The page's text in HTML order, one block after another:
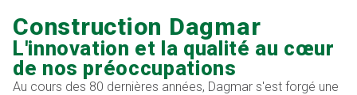
Construction Dagmar
L'innovation et la qualité au cœur
de nos préoccupations
Au cours des 80 dernières années, Dagmar s'est forgé une